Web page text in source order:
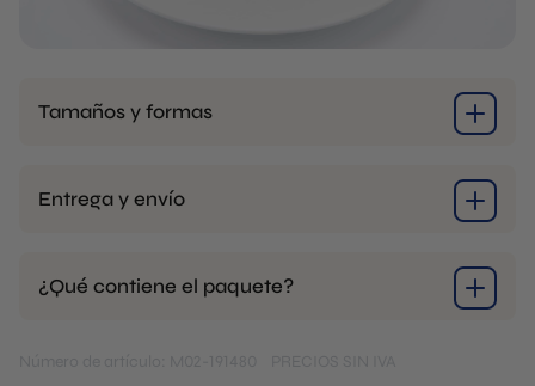
Tamaños y formas
Entrega y envío
¿Qué contiene el paquete?